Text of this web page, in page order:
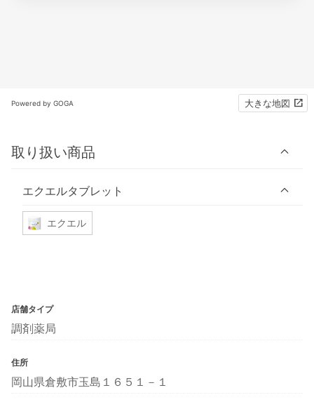
Powered by GOGA 大きな地図
取り扱い商品
エクエルタブレット
エクエル
店舗タイプ
調剤薬局
住所
岡山県倉敷市玉島１６５１－１